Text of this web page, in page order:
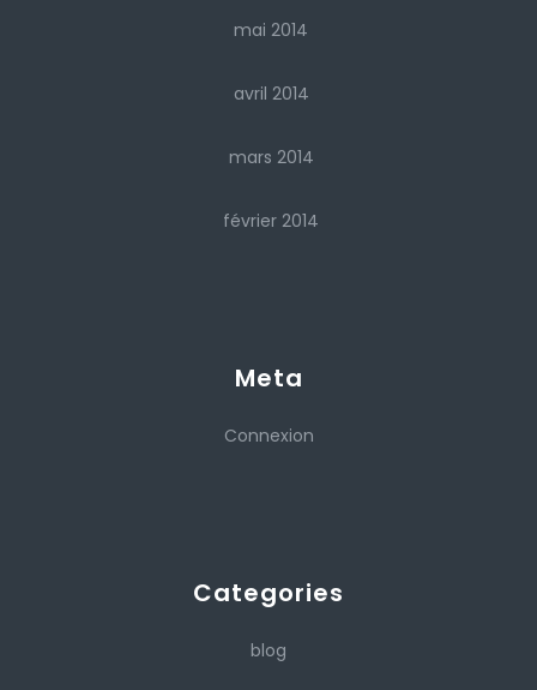
mai 2014
avril 2014
mars 2014
février 2014
Meta
Connexion
Categories
blog